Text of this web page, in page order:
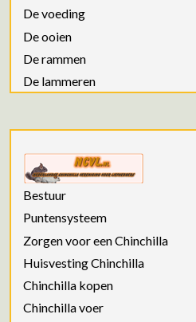
De voeding
De ooien
De rammen
De lammeren
Bestuur
Puntensysteem
Zorgen voor een Chinchilla
Huisvesting Chinchilla
Chinchilla kopen
Chinchilla voer